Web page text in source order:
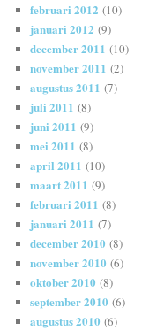
februari 2012 (10)
januari 2012 (9)
december 2011 (10)
november 2011 (2)
augustus 2011 (7)
juli 2011 (8)
juni 2011 (9)
mei 2011 (8)
april 2011 (10)
maart 2011 (9)
februari 2011 (8)
januari 2011 (7)
december 2010 (8)
november 2010 (6)
oktober 2010 (8)
september 2010 (6)
augustus 2010 (6)